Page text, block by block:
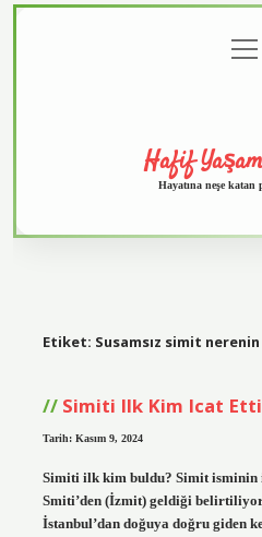
aç
Hafif
Hayatına neşe
Etiket: Susamsız simit nerenin
Simiti Ilk Kim Icat Etti
Tarih: Kasım 9, 2024
Simiti ilk kim buldu? Simit isminin
Smiti’den (İzmit) geldiği
İstanbul’dan doğuya doğru giden